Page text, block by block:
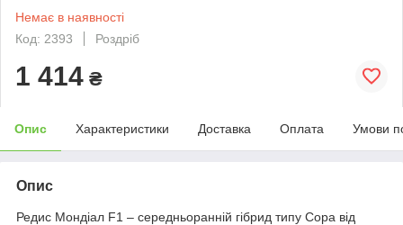
Немає в наявності
Код: 2393
Роздріб
1 414 ₴
Опис Характеристики Доставка Оплата Умови
Опис
Редис Мондіал F1 – середньоранній гібрид типу Сора від